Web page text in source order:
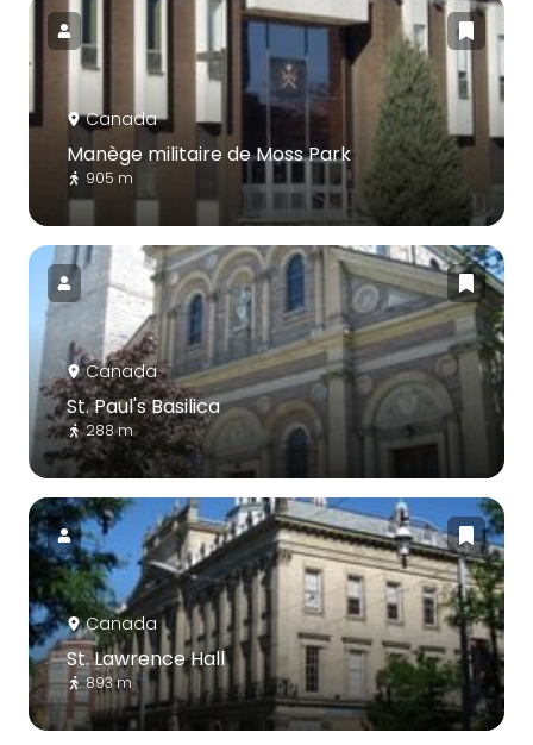
Canada
Manège militaire de Moss Park
905 m
Canada
St. Paul's Basilica
288 m
Canada
St. Lawrence Hall
893 m